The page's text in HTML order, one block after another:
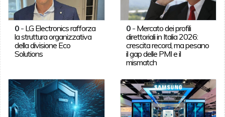
0- LG Electronics rafforza
la struttura organizzativa
della divisione Eco
Solutions
0 - Mercato dei profili
direttoriali in Italia 2026:
crescita record, ma pesano
il gap delle PMI e il
mismatch